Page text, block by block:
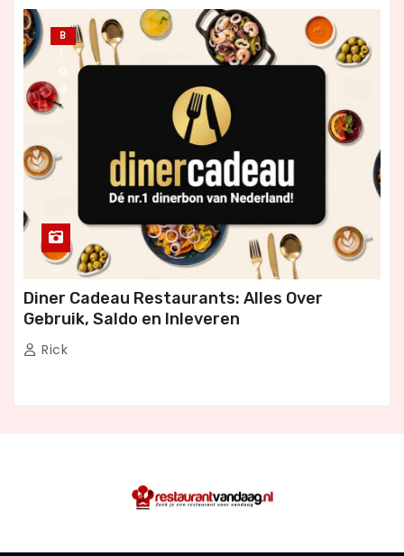
B
L
O
G
Diner Cadeau Restaurants: Alles Over
Gebruik, Saldo en Inleveren
Rick